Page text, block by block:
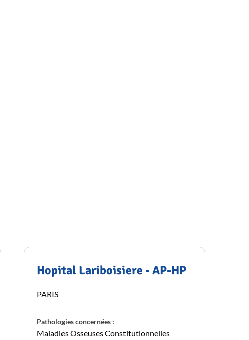
Hopital Lariboisiere - AP-HP
PARIS
Pathologies concernées :
Maladies Osseuses Constitutionnelles